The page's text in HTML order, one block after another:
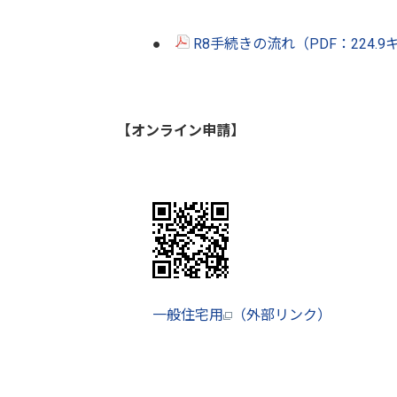
● R8手続きの流れ（PDF：224.9
【オンライン申請】
一般住宅用 （外部リンク）